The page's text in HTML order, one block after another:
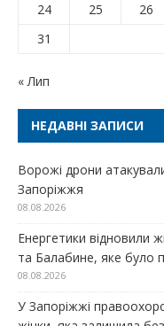
24
25 26
31
« Лип
НЕДАВНІ ЗАПИСИ
Ворожі дрони
Запоріжжя
08.08.2026
Енергетики відновили
та Балабине, яке було
08.08.2026
У Запоріжжі